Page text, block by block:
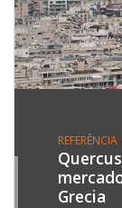
REFERÊNCIA
Grecia